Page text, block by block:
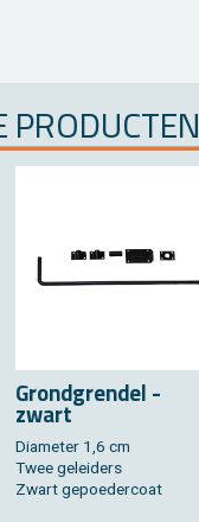
PRO­DUC­TEN
Grond­gren­del -
zwart
Dia­me­ter 1,6 cm
Twee ge­lei­ders
Zwart ge­poe­der­coat